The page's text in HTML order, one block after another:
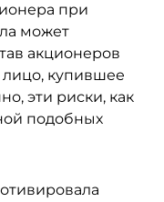
при
может
акционеров
купившее
эти риски, как
подобных